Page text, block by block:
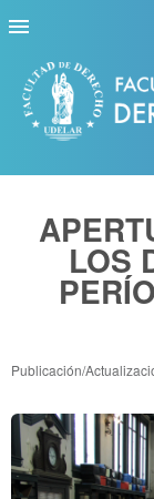
LOS
Publicación/